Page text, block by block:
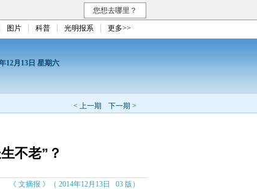
您想去哪里？
图片 科普 光明报系 更多>>
12月13日 星期六
< 上一期 下一期 >
不老”？
《 文摘报 》（ 2014年12月13日 03 版）